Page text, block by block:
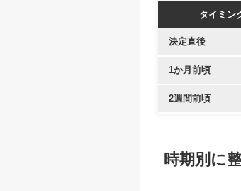
タイミン
決定直後
1か月前頃
2週間前頃
時期別に